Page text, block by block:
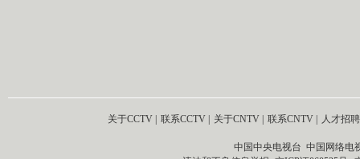
关于CCTV 联系CCTV 关于CNTV 联系CNTV 人才招聘
中国中央电视台 中国网络电